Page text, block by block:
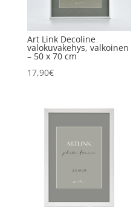
Art Link Decoline
valokuvakehys, valkoinen
– 50 x 70 cm
17,90€